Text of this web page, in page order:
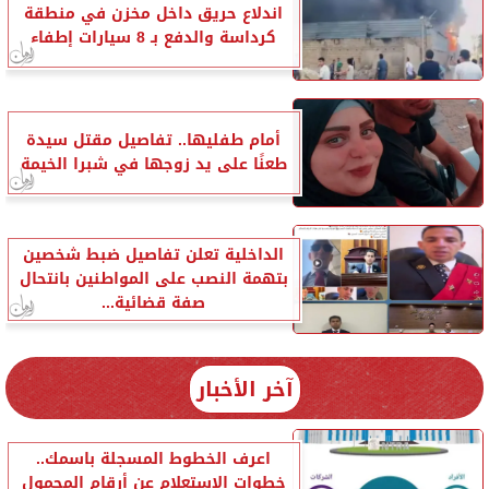
اندلاع حريق داخل مخزن في منطقة
كرداسة والدفع بـ 8 سيارات إطفاء
أمام طفليها.. تفاصيل مقتل سيدة
طعنًا على يد زوجها في شبرا الخيمة
الداخلية تعلن تفاصيل ضبط شخصين
بتهمة النصب على المواطنين بانتحال
صفة قضائية...
آخر الأخبار
اعرف الخطوط المسجلة باسمك..
خطوات الاستعلام عن أرقام المحمول